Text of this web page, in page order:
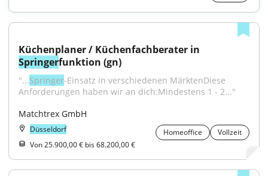
Springerfunktion (gn)
"...Springer-Einsatz in verschiedenen MärktenDiese
Anforderungen haben wir an dich:Mindestens 1 - 2..."
Matchtrex GmbH
Düsseldorf Homeoffice
Vollzeit
Von 25.900,00 € bis 68.200,00 €